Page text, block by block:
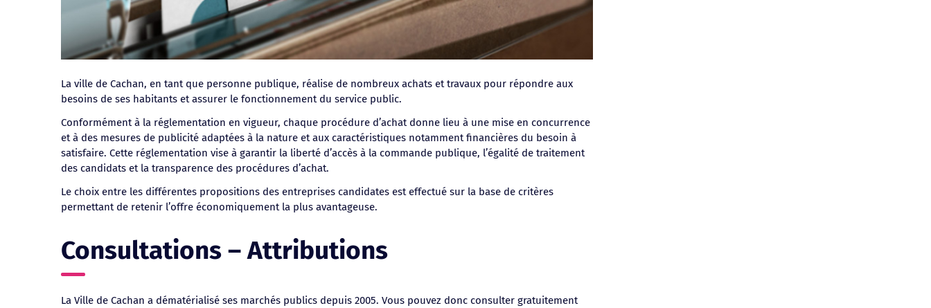
La ville de Cachan, en tant que personne publique, réalise de nombreux achats et travaux pour répondre aux
besoins de ses habitants et assurer le fonctionnement du service public.
Conformément à la réglementation en vigueur, chaque procédure d’achat donne lieu à une mise en concurrence
et à des mesures de publicité adaptées à la nature et aux caractéristiques notamment financières du besoin à
satisfaire. Cette réglementation vise à garantir la liberté d’accès à la commande publique, l’égalité de traitement
des candidats et la transparence des procédures d’achat.
Le choix entre les différentes propositions des entreprises candidates est effectué sur la base de critères
permettant de retenir l’offre économiquement la plus avantageuse.
Consultations – Attributions
La Ville de Cachan a dématérialisé ses marchés publics depuis 2005. Vous pouvez donc consulter gratuitement